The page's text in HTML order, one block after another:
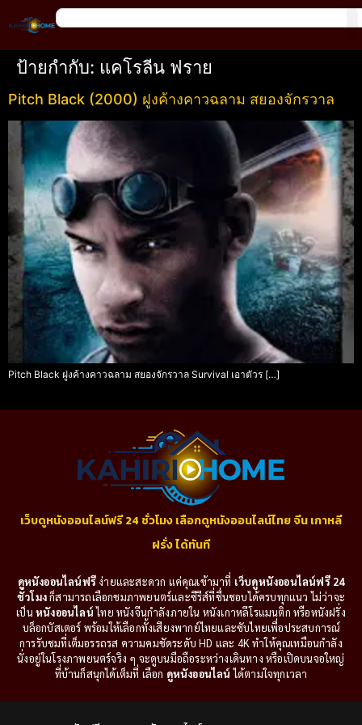
ป้ายกำกับ: แคโรลีน ฟราย
Pitch Black (2000) ฝูงค้างคาวฉลาม สยองจักรวาล
Pitch Black ฝูงค้างคาวฉลาม สยองจักรวาล Survival เอาตัวร […]
เว็บดูหนังออนไลน์ฟรี 24 ชั่วโมง เลือกดูหนังออนไลน์ไทย จีน เกาหลี
ฝรั่ง ได้ทันที
ดูหนังออนไลน์ฟรีง่ายและสะดวก แค่คุณเข้ามาที่ เว็บดูหนังออนไลน์ฟรี 24
ชั่วโมงก็สามารถเลือกชมภาพยนตร์และซีรีส์ที่ชื่นชอบได้ครบทุกแนว ไม่ว่าจะ
เป็นหนังออนไลน์ไทย หนังจีนกำลังภายใน หนังเกาหลีโรแมนติก หรือหนังฝรั่ง
บล็อกบัสเตอร์ พร้อมให้เลือกทั้งเสียงพากย์ไทยและซับไทยเพื่อประสบการณ์
การรับชมที่เต็มอรรถรส ความคมชัดระดับ HD และ 4K ทำให้คุณเหมือนกำลัง
นั่งอยู่ในโรงภาพยนตร์จริง ๆ จะดูบนมือถือระหว่างเดินทาง หรือเปิดบนจอใหญ่
ที่บ้านก็สนุกได้เต็มที่ เลือก ดูหนังออนไลน์ ได้ตามใจทุกเวลา